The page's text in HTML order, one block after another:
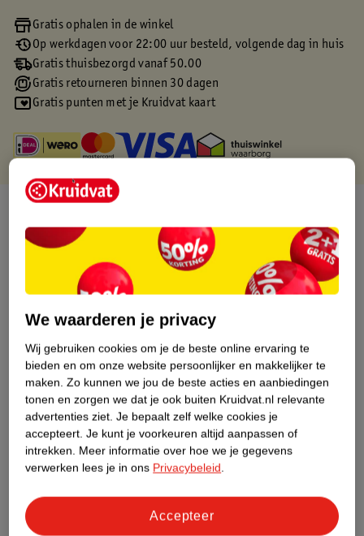
Gratis ophalen in de winkel
Op werkdagen voor 22:00 uur besteld, volgende dag in huis
Gratis thuisbezorgd vanaf 50.00
Gratis retourneren binnen 30 dagen
Gratis punten met je Kruidvat kaart
Productinformatie
Etiketinformatie
Nature Impact Score
Dit product heeft (nog) geen Nature
Impact Score.
Meer informatie
Bestel & Bezorginformatie
Bekijk ook
We waarderen je privacy
Wij gebruiken cookies om je de beste online ervaring te
bieden en om onze website persoonlijker en makkelijker te
maken. Zo kunnen we jou de beste acties en aanbiedingen
tonen en zorgen we dat je ook buiten Kruidvat.nl relevante
advertenties ziet. Je bepaalt zelf welke cookies je
accepteert. Je kunt je voorkeuren altijd aanpassen of
intrekken. Meer informatie over hoe we je gegevens
verwerken lees je in ons Privacybeleid.
Accepteer